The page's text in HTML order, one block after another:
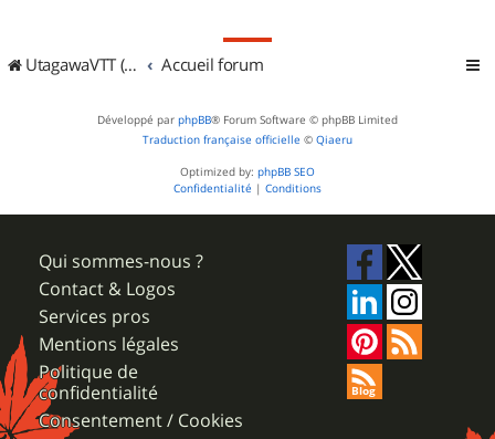
UtagawaVTT (Randos VTT et VTTAE avec traces GPS) Accueil forum
Développé par phpBB® Forum Software © phpBB Limited
Traduction française officielle © Qiaeru
Optimized by: phpBB SEO
Confidentialité | Conditions
Qui sommes-nous ?
Contact & Logos
Services pros
Mentions légales
Politique de
confidentialité
Consentement / Cookies